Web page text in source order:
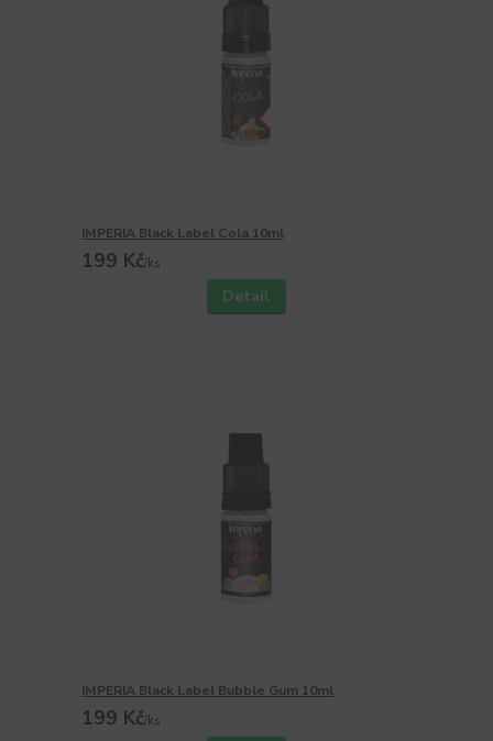
IMPERIA Black Label Cola 10ml
199 Kč/ks
Detail
IMPERIA Black Label Bubble Gum 10ml
199 Kč/ks